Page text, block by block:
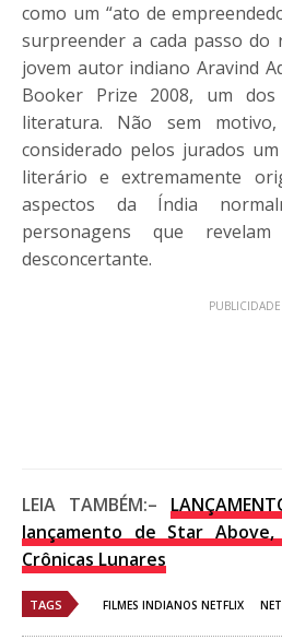
como um “ato de
surpreender a cada passo do
jovem autor indiano Aravind
Booker Prize 2008, um
literatura. Não sem
considerado pelos jurados
literário e extremamente
aspectos da Índia
personagens que
desconcertante.
PUBLICIDADE
LEIA TAMBÉM:–
lançamento de Star
Crônicas Lunares
TAGS FILMES INDIANOS NETFLIX